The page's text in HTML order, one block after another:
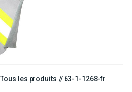
Tous les produits 63-1-1268-fr